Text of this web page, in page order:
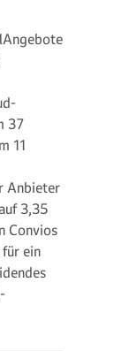
37
11
Anbieter
3,35
Convios
ein